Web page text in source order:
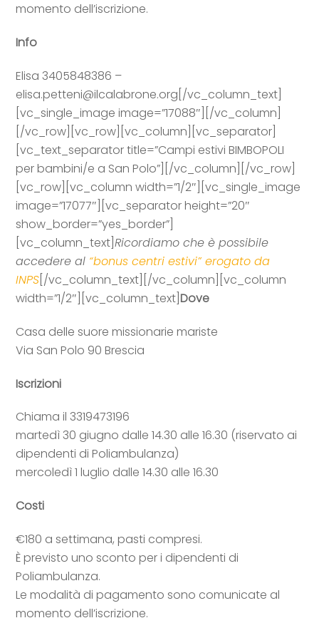
momento dell’iscrizione.
Info
Elisa 3405848386 –
elisa.petteni@ilcalabrone.org [/vc_column_text]
[vc_single_image image=”17088″][/vc_column]
[/vc_row][vc_row][vc_column][vc_separator]
[vc_text_separator title=”Campi estivi BIMBOPOLI
per bambini/e a San Polo”][/vc_column][/vc_row]
[vc_row][vc_column width=”1/2″][vc_single_image
image=”17077″][vc_separator height=”20″
show_border=”yes_border”]
[vc_column_text]Ricordiamo che è possibile
accedere al “bonus centri estivi” erogato da
INPS [/vc_column_text][/vc_column][vc_column
width=”1/2″][vc_column_text]Dove
Casa delle suore missionarie mariste
Via San Polo 90 Brescia
Iscrizioni
Chiama il 3319473196
martedì 30 giugno dalle 14.30 alle 16.30 (riservato ai
dipendenti di Poliambulanza)
mercoledì 1 luglio dalle 14.30 alle 16.30
Costi
€180 a settimana, pasti compresi.
È previsto uno sconto per i dipendenti di
Poliambulanza.
Le modalità di pagamento sono comunicate al
momento dell’iscrizione.